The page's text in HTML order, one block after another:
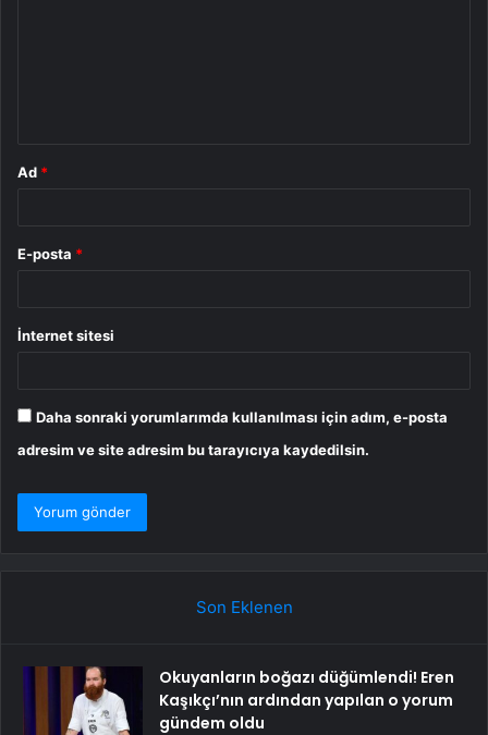
Ad *
E-posta *
İnternet sitesi
Daha sonraki yorumlarımda kullanılması için adım, e-posta
adresim ve site adresim bu tarayıcıya kaydedilsin.
Son Eklenen
Okuyanların boğazı düğümlendi! Eren
Kaşıkçı’nın ardından yapılan o yorum
gündem oldu